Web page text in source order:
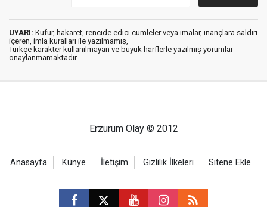
UYARI: Küfür, hakaret, rencide edici cümleler veya imalar, inançlara saldırı
içeren, imla kuralları ile yazılmamış,
Türkçe karakter kullanılmayan ve büyük harflerle yazılmış yorumlar
onaylanmamaktadır.
Erzurum Olay © 2012
Anasayfa Künye İletişim Gizlilik İlkeleri Sitene Ekle